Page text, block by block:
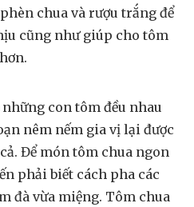
chua và rượu trắng để
cũng như giúp cho tôm
con tôm đều nhau
nêm nếm gia vị lại được
Để món tôm chua ngon
phải biết cách pha các
đà vừa miệng. Tôm chua